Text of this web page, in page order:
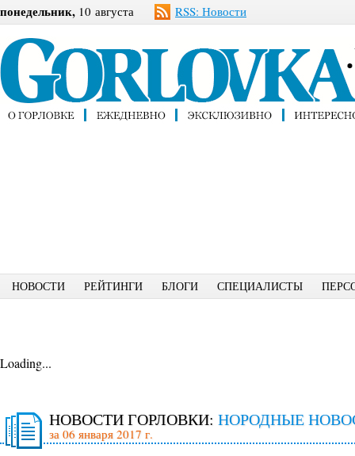
понедельник, 10 августа RSS: Новости
НОВОСТИ РЕЙТИНГИ БЛОГИ СПЕЦИАЛИСТЫ
Loading...
НОВОСТИ ГОРЛОВКИ: НОРОДНЫЕ
за 06 января 2017 г.